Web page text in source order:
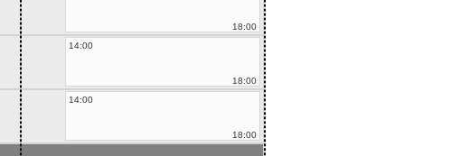
18:00
14:00
18:00
14:00
18:00